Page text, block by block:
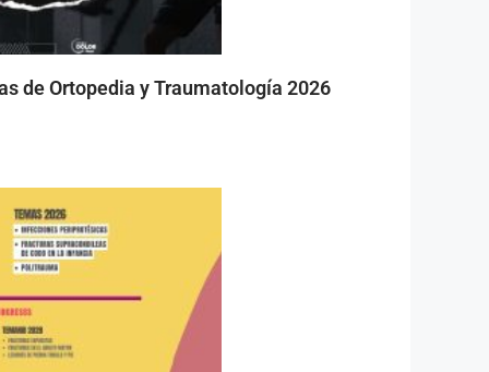
de Ortopedia y Traumatología 2026